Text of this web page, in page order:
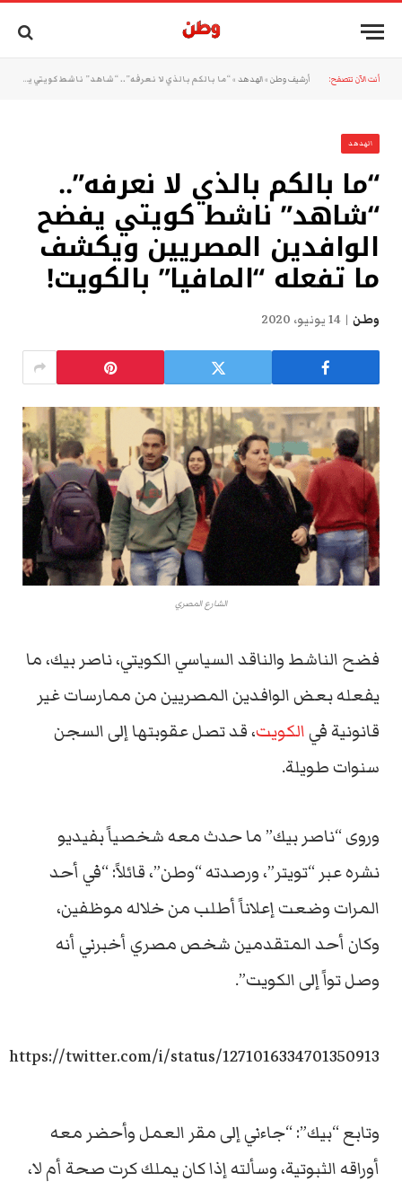
أنت الآن تتصفح: أرشيف وطن »الهدهد »“ما بالكم بالذي لا نعرفه”.. “شاهد” ناشط كويتي يفضح الوافدين المصريين ويكشف ما تفعله “المافيا” بالكويت!
الهدهد
“ما بالكم بالذي لا نعرفه”..
“شاهد” ناشط كويتي يفضح
الوافدين المصريين ويكشف
ما تفعله “المافيا” بالكويت!
وطن 14 يونيو، 2020
الشارع المصري
فضح الناشط والناقد السياسي الكويتي، ناصر بيك، ما
يفعله بعض الوافدين المصريين من ممارسات غير
قانونية فيالكويت، قد تصل عقوبتها إلى السجن
سنوات طويلة.
وروى “ناصر بيك” ما حدث معه شخصياً بفيديو
نشره عبر “تويتر”، ورصدته “وطن”، قائلاً: “في أحد
المرات وضعت إعلاناً أطلب من خلاله موظفين،
وكان أحد المتقدمين شخص مصري أخبرني أنه
وصل تواً إلى الكويت”.
https://twitter.com/i/status/1271016334701350913
وتابع “بيك”: “جاءني إلى مقر العمل وأحضر معه
أوراقه الثبوتية، وسألته إذا كان يملك كرت صحة أم لا،